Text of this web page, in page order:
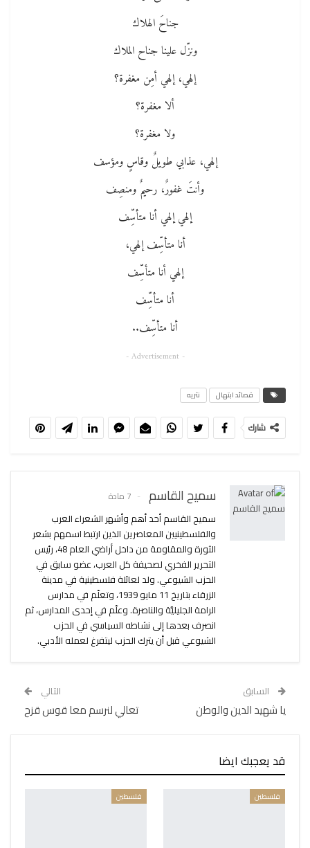
جناحَ الهلاك
ونزّل علينا جناح الملاك
إلهي، إلهي أمِن مغفرة؟
ألا مغفرة؟
ولا مغفرة؟
إلهي، عذابي طويلٌ وقاسٍ ومؤسف
وأنتَ غفورٌ، رحيمٌ ومنصِف
إلهي إلهي أنا متأسِّف
أنا متأسِّف إلهي،
إلهي أنا متأسِّف
أنا متأسِّف
أنا متأسِّف..
- Advertisement -
قصائد ابتهال نثريه
شارك
سميح القاسم 7 مادة
سميح القاسم أحد أهم وأشهر الشعراء العرب
والفلسطينيين المعاصرين الذين ارتبط اسمهم بشعر
الثورة والمقاومة من داخل أراضي العام 48، رئيس
التحرير الفخري لصحيفة كل العرب، عضو سابق في
الحزب الشيوعي. ولد لعائلة فلسطينية في مدينة
الزرقاء بتاريخ 11 مايو 1939، وتعلّم في مدارس
الرامة الجليليَّة والناصرة. وعلّم في إحدى المدارس، ثم
انصرف بعدها إلى نشاطه السياسي في الحزب
الشيوعي قبل أن يترك الحزب ليتفرغ لعمله الأدبي.
السابق
يا شهيد الدين والوطن
التالي
تعالي لنرسم معا قوس قزح
قد يعجبك ايضا
فلسطين فلسطين